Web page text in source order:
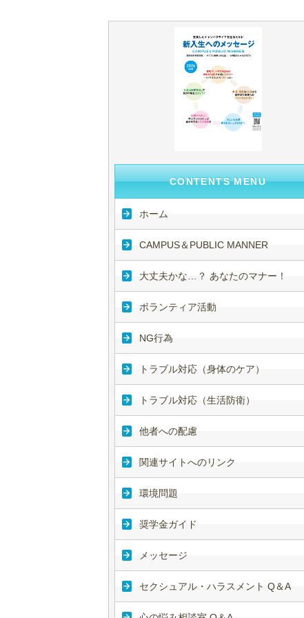
CONTENTS MENU
ホーム
CAMPUS＆PUBLIC MANNER
大丈夫かな…？ あなたのマナー！
ボランティア活動
NG行為
トラブル対応（身体のケア）
トラブル対応（生活防衛）
他者への配慮
関連サイトへのリンク
環境問題
奨学金ガイド
メッセージ
セクシュアル・ハラスメント Q＆A